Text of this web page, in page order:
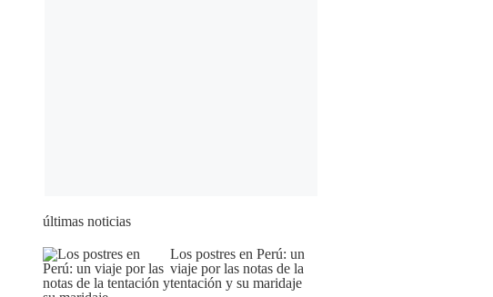
últimas noticias
Los postres en Perú: un
viaje por las notas de la
tentación y su maridaje